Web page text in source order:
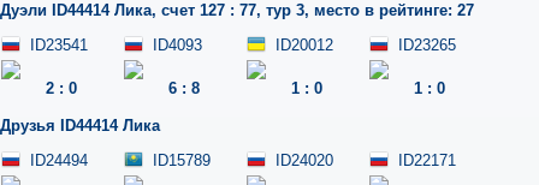
Дуэли ID44414 Лика, счет 127 : 77, тур 3, место в рейтинге: 27
ID23541
2 : 0
ID4093
6 : 8
ID20012
1 : 0
ID23265
1 : 0
Друзья
ID44414 Лика
ID24494
ID15789 ID24020 ID22171